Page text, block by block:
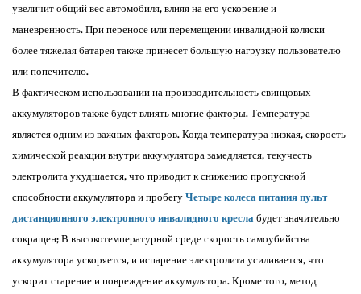
увеличит общий вес автомобиля, влияя на его ускорение и
маневренность. При переносе или перемещении инвалидной коляски
более тяжелая батарея также принесет большую нагрузку пользователю
или попечителю. ​
В фактическом использовании на производительность свинцовых
аккумуляторов также будет влиять многие факторы. Температура
является одним из важных факторов. Когда температура низкая, скорость
химической реакции внутри аккумулятора замедляется, текучесть
электролита ухудшается, что приводит к снижению пропускной
способности аккумулятора и пробегуЧетыре колеса питания пульт
дистанционного электронного инвалидного кресла будет значительно
сокращен; В высокотемпературной среде скорость самоубийства
аккумулятора ускоряется, и испарение электролита усиливается, что
ускорит старение и повреждение аккумулятора. Кроме того, метод